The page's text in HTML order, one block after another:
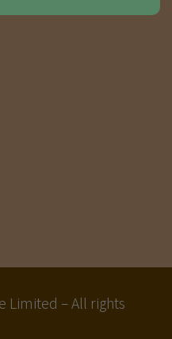
Limited – All rights